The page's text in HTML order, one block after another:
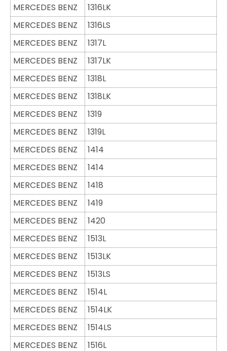
MERCEDES BENZ
1316LK
MERCEDES BENZ
1316LS
MERCEDES BENZ
1317L
MERCEDES BENZ
1317LK
MERCEDES BENZ
1318L
MERCEDES BENZ
1318LK
MERCEDES BENZ
1319
MERCEDES BENZ
1319L
MERCEDES BENZ
1414
MERCEDES BENZ
1414
MERCEDES BENZ
1418
MERCEDES BENZ
1419
MERCEDES BENZ
1420
MERCEDES BENZ
1513L
MERCEDES BENZ
1513LK
MERCEDES BENZ
1513LS
MERCEDES BENZ
1514L
MERCEDES BENZ
1514LK
MERCEDES BENZ
1514LS
MERCEDES BENZ
1516L